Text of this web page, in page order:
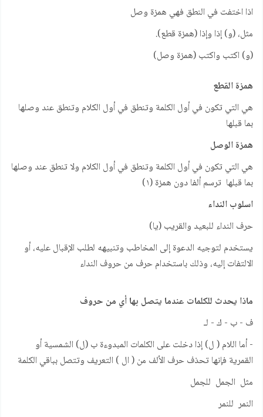
اذا اختفت في النطق فهي همزة وصل
مثل، (و) إذا وإذا (همزة قطع).
(و) اكتب واكتب (همزة وصل)
همزة القطع
هي التي تكون في أول الكلمة وتنطق في أول الكلام وتنطق عند وصلها
بما قبلها
همزة الوصل
هي التي تكون في أول الكلمة وتنطق في أول الكلام ولا تنطق عند وصلها
بما قبلها ترسم ألفا دون همزة (١)
اسلوب النداء
حرف النداء للبعيد والقريب (يا)
يستخدم لتوجيه الدعوة إلى المخاطب وتنبيهه لطلب الإقبال عليه، أو
الالتفات إليه، وذلك باستخدام حرف من حروف النداء
ماذا يحدث للكلمات عندما يتصل بها أي من حروف
ف - ب - ك - لـ
- أما اللام ( ل) إذا دخلت على الكلمات المبدوءة ب (ل) الشمسية أو
القمرية فإنها تحذف حرف الألف من ( ال ) التعريف وتتصل بباقي الكلمة
مثل الجمل للجمل
النمر للنمر